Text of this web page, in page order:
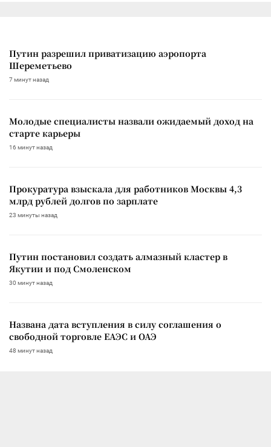
Путин разрешил приватизацию аэропорта
Шереметьево
7 минут назад
Молодые специалисты назвали ожидаемый доход на
старте карьеры
16 минут назад
Прокуратура взыскала для работников Москвы 4,3
млрд рублей долгов по зарплате
23 минуты назад
Путин постановил создать алмазный кластер в
Якутии и под Смоленском
30 минут назад
Названа дата вступления в силу соглашения о
свободной торговле ЕАЭС и ОАЭ
48 минут назад